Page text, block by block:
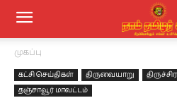
முகப்பு
கட்சி செய்திகள் திருவையாறு
தஞ்சாவூர் மாவட்டம்